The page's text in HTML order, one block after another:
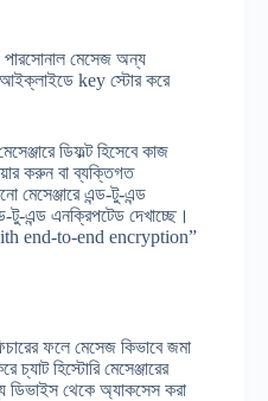
পারসোনাল মেসেজ অন্য
আইক্লাইডে key স্টোর করে
ডিফল্ট হিসেবে কাজ
করুন বা ব্যক্তিগত
মেসেঞ্জারে এন্ড-টু-এন্ড
এন্ড এনক্রিপটেড দেখাচ্ছে।
end-to-end encryption”
ফলে মেসেজ কিভাবে জমা
হিস্টোরি মেসেঞ্জারের
ডিভাইস থেকে অ্যাকসেস করা